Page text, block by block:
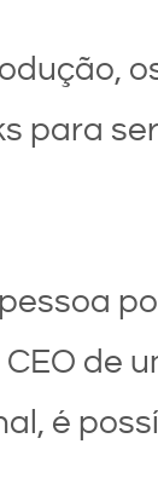
para
de
é